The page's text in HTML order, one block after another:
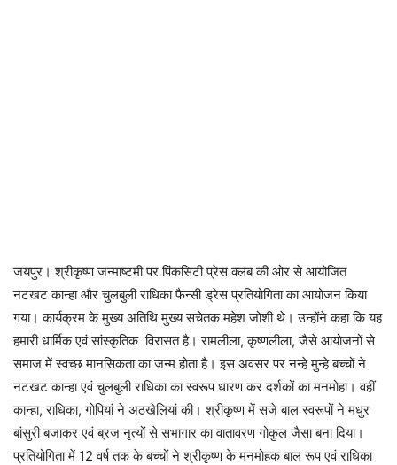
जयपुर। श्रीकृष्ण जन्माष्टमी पर पिंकसिटी प्रेस क्लब की ओर से आयोजित
नटखट कान्हा और चुलबुली राधिका फैन्सी ड्रेस प्रतियोगिता का आयोजन किया
गया। कार्यक्रम के मुख्य अतिथि मुख्य सचेतक महेश जोशी थे। उन्होंने कहा कि यह
हमारी धार्मिक एवं सांस्कृतिक विरासत है। रामलीला, कृष्णलीला, जैसे आयोजनों से
समाज में स्वच्छ मानसिकता का जन्म होता है। इस अवसर पर नन्हे मुन्हे बच्चों ने
नटखट कान्हा एवं चुलबुली राधिका का स्वरूप धारण कर दर्शकों का मनमोहा। वहीं
कान्हा, राधिका, गोपियां ने अठखेलियां की। श्रीकृष्ण में सजे बाल स्वरूपों ने मधुर
बांसुरी बजाकर एवं ब्रज नृत्यों से सभागार का वातावरण गोकुल जैसा बना दिया।
प्रतियोगिता में 12 वर्ष तक के बच्चों ने श्रीकृष्ण के मनमोहक बाल रूप एवं राधिका